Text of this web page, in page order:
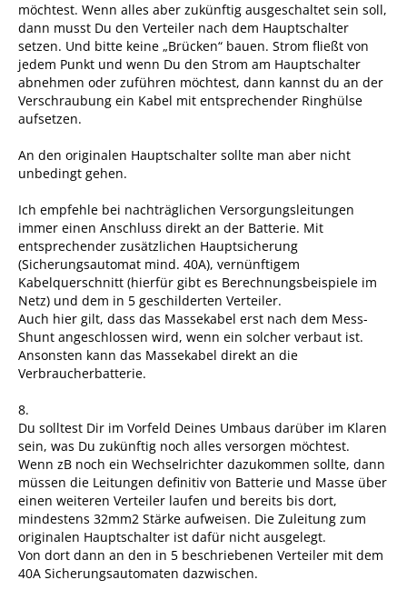
möchtest. Wenn alles aber zukünftig ausgeschaltet sein soll,
dann musst Du den Verteiler nach dem Hauptschalter
setzen. Und bitte keine „Brücken“ bauen. Strom fließt von
jedem Punkt und wenn Du den Strom am Hauptschalter
abnehmen oder zuführen möchtest, dann kannst du an der
Verschraubung ein Kabel mit entsprechender Ringhülse
aufsetzen.
An den originalen Hauptschalter sollte man aber nicht
unbedingt gehen.
Ich empfehle bei nachträglichen Versorgungsleitungen
immer einen Anschluss direkt an der Batterie. Mit
entsprechender zusätzlichen Hauptsicherung
(Sicherungsautomat mind. 40A), vernünftigem
Kabelquerschnitt (hierfür gibt es Berechnungsbeispiele im
Netz) und dem in 5 geschilderten Verteiler.
Auch hier gilt, dass das Massekabel erst nach dem Mess-
Shunt angeschlossen wird, wenn ein solcher verbaut ist.
Ansonsten kann das Massekabel direkt an die
Verbraucherbatterie.
8.
Du solltest Dir im Vorfeld Deines Umbaus darüber im Klaren
sein, was Du zukünftig noch alles versorgen möchtest.
Wenn zB noch ein Wechselrichter dazukommen sollte, dann
müssen die Leitungen definitiv von Batterie und Masse über
einen weiteren Verteiler laufen und bereits bis dort,
mindestens 32mm2 Stärke aufweisen. Die Zuleitung zum
originalen Hauptschalter ist dafür nicht ausgelegt.
Von dort dann an den in 5 beschriebenen Verteiler mit dem
40A Sicherungsautomaten dazwischen.